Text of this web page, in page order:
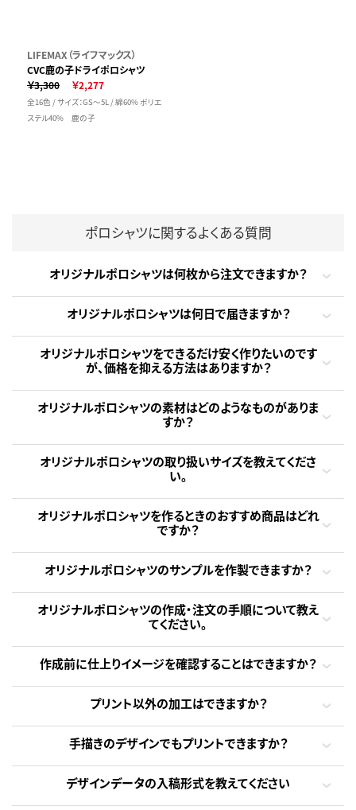
LIFEMAX（ライフマックス）
CVC鹿の子ドライポロシャツ
￥3,300
￥2,277
全16色 / サイズ：GS～5L / 綿60% ポリエ
ステル40% 鹿の子
ポロシャツに関するよくある質問
オリジナルポロシャツは何枚から注文できますか？
オリジナルポロシャツは何日で届きますか？
オリジナルポロシャツをできるだけ安く作りたいのです
が、価格を抑える方法はありますか？
オリジナルポロシャツの素材はどのようなものがありま
すか？
オリジナルポロシャツの取り扱いサイズを教えてくださ
い。
オリジナルポロシャツを作るときのおすすめ商品はどれ
ですか？
オリジナルポロシャツのサンプルを作製できますか？
オリジナルポロシャツの作成・注文の手順について教え
てください。
作成前に仕上りイメージを確認することはできますか？
プリント以外の加工はできますか？
手描きのデザインでもプリントできますか？
デザインデータの入稿形式を教えてください